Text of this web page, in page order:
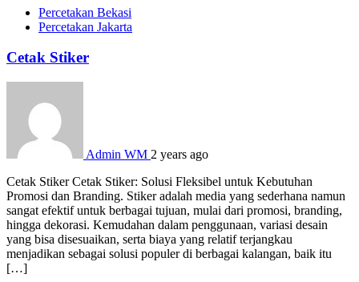
Percetakan Bekasi
Percetakan Jakarta
Cetak Stiker
Admin WM 2 years ago
Cetak Stiker Cetak Stiker: Solusi Fleksibel untuk Kebutuhan
Promosi dan Branding. Stiker adalah media yang sederhana namun
sangat efektif untuk berbagai tujuan, mulai dari promosi, branding,
hingga dekorasi. Kemudahan dalam penggunaan, variasi desain
yang bisa disesuaikan, serta biaya yang relatif terjangkau
menjadikan sebagai solusi populer di berbagai kalangan, baik itu
[…]